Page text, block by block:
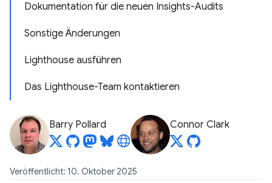
Dokumentation für die neuen Insights-Audits
Sonstige Änderungen
Lighthouse ausführen
Das Lighthouse-Team kontaktieren
Barry Pollard Connor Clark
Veröffentlicht: 10. Oktober 2025